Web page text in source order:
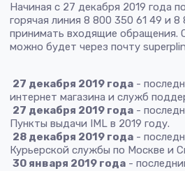
Начиная с 27 декабря 2019 года
горячая линия 8 800 350 61 49 и
принимать входящие обращения.
можно будет через почту
27 декабря 2019 года -
интернет магазина и служб
27 декабря 2019 года -
Пункты выдачи IML в 2019 году.
28 декабря 2019 года -
Курьерской службы по Москве и
30 января 2019 года -